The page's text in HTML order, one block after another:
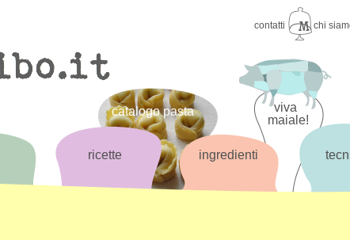
contatti chi
ricette
catalogo pasta
ingredienti
viva
maiale!